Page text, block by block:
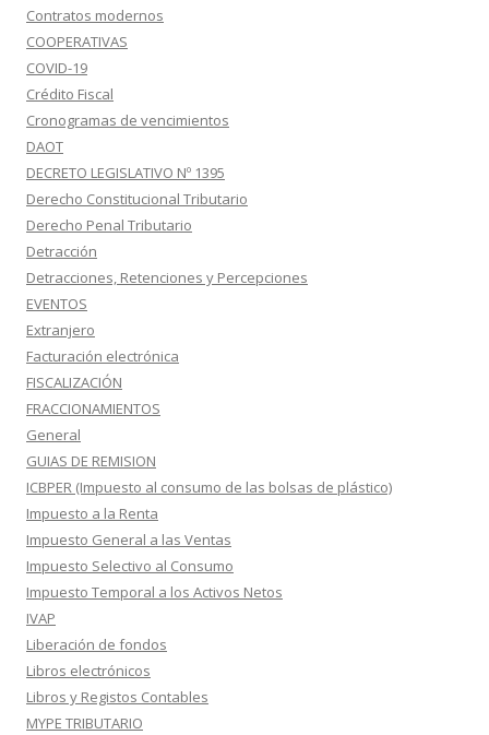
Contratos modernos
COOPERATIVAS
COVID-19
Crédito Fiscal
Cronogramas de vencimientos
DAOT
DECRETO LEGISLATIVO Nº 1395
Derecho Constitucional Tributario
Derecho Penal Tributario
Detracción
Detracciones, Retenciones y Percepciones
EVENTOS
Extranjero
Facturación electrónica
FISCALIZACIÓN
FRACCIONAMIENTOS
General
GUIAS DE REMISION
ICBPER (Impuesto al consumo de las bolsas de plástico)
Impuesto a la Renta
Impuesto General a las Ventas
Impuesto Selectivo al Consumo
Impuesto Temporal a los Activos Netos
IVAP
Liberación de fondos
Libros electrónicos
Libros y Registos Contables
MYPE TRIBUTARIO